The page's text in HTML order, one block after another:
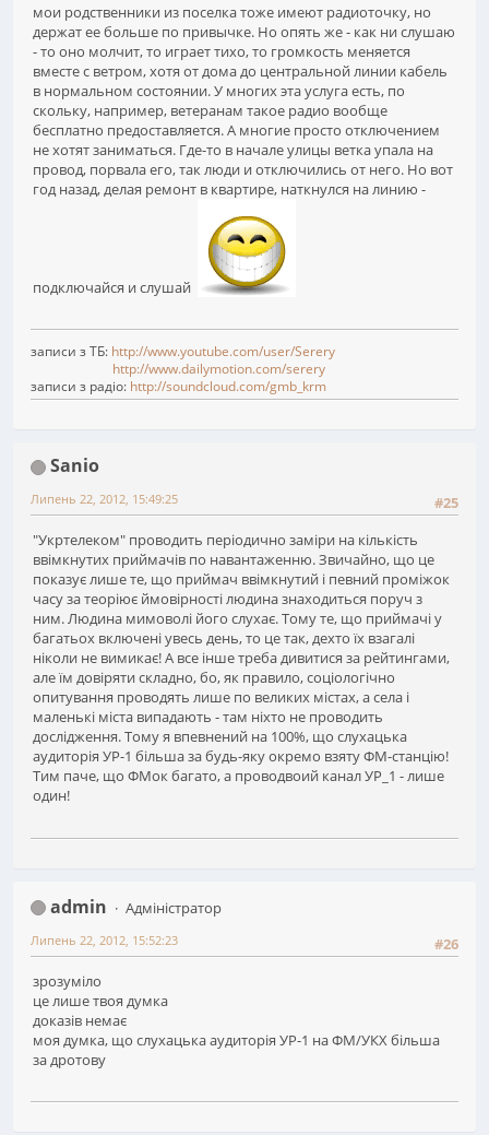
мои родственники из поселка тоже имеют радиоточку, но
держат ее больше по привычке. Но опять же - как ни слушаю
- то оно молчит, то играет тихо, то громкость меняется
вместе с ветром, хотя от дома до центральной линии кабель
в нормальном состоянии. У многих эта услуга есть, по
скольку, например, ветеранам такое радио вообще
бесплатно предоставляется. А многие просто отключением
не хотят заниматься. Где-то в начале улицы ветка упала на
провод, порвала его, так люди и отключились от него. Но вот
год назад, делая ремонт в квартире, наткнулся на линию -
подключайся и слушай
записи з ТБ: http://www.youtube.com/user/Serery
http://www.dailymotion.com/serery
записи з радіо: http://soundcloud.com/gmb_krm
Sanio
#25
Липень 22, 2012, 15:49:25
"Укртелеком" проводить періодично заміри на кількість
ввімкнутих приймачів по навантаженню. Звичайно, що це
показує лише те, що приймач ввімкнутий і певний проміжок
часу за теоріює ймовірності людина знаходиться поруч з
ним. Людина мимоволі його слухає. Тому те, що приймачі у
багатьох включені увесь день, то це так, дехто їх взагалі
ніколи не вимикає! А все інше треба дивитися за рейтингами,
але їм довіряти складно, бо, як правило, соціологічно
опитування проводять лише по великих містах, а села і
маленькі міста випадають - там ніхто не проводить
дослідження. Тому я впевнений на 100%, що слухацька
аудиторія УР-1 більша за будь-яку окремо взяту ФМ-станцію!
Тим паче, що ФМок багато, а проводвоий канал УР_1 - лише
один!
admin
Адміністратор
#26
Липень 22, 2012, 15:52:23
зрозуміло
це лише твоя думка
доказів немає
моя думка, що слухацька аудиторія УР-1 на ФМ/УКХ більша
за дротову